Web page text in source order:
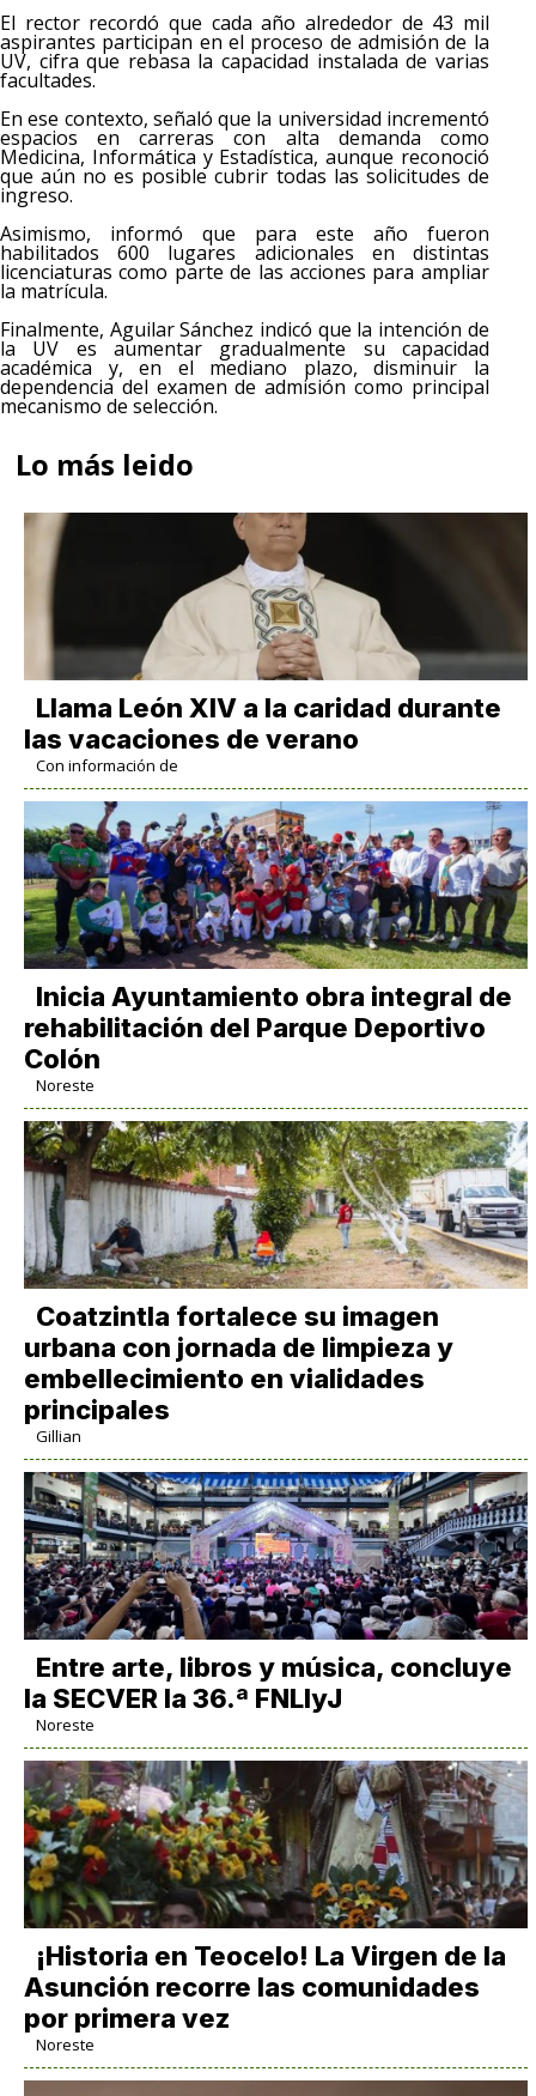
El rector recordó que cada año alrededor de 43 mil
aspirantes participan en el proceso de admisión de la
UV, cifra que rebasa la capacidad instalada de varias
facultades.
En ese contexto, señaló que la universidad incrementó
espacios en carreras con alta demanda como
Medicina, Informática y Estadística, aunque reconoció
que aún no es posible cubrir todas las solicitudes de
ingreso.
Asimismo, informó que para este año fueron
habilitados 600 lugares adicionales en distintas
licenciaturas como parte de las acciones para ampliar
la matrícula.
Finalmente, Aguilar Sánchez indicó que la intención de
la UV es aumentar gradualmente su capacidad
académica y, en el mediano plazo, disminuir la
dependencia del examen de admisión como principal
mecanismo de selección.
Lo más leido
Llama León XIV a la caridad durante
las vacaciones de verano
Con información de
Inicia Ayuntamiento obra integral de
rehabilitación del Parque Deportivo
Colón
Noreste
Coatzintla fortalece su imagen
urbana con jornada de limpieza y
embellecimiento en vialidades
principales
Gillian
Entre arte, libros y música, concluye
la SECVER la 36.ª FNLIyJ
Noreste
​¡Historia en Teocelo! La Virgen de la
Asunción recorre las comunidades
por primera vez
Noreste